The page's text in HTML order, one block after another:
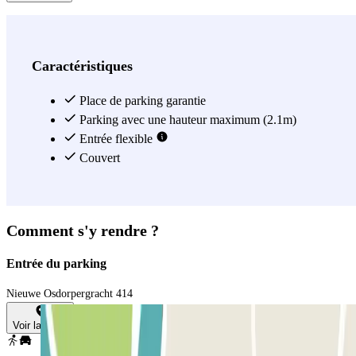
Caractéristiques
Place de parking garantie
Parking avec une hauteur maximum (2.1m)
Entrée flexible
Couvert
Comment s'y rendre ?
Entrée du parking
Nieuwe Osdorpergracht 414
Voir la carte